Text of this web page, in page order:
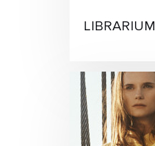
LIBRARIUM